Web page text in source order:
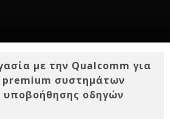
με την Qualcomm για
premium συστημάτων
υποβοήθησης οδηγών